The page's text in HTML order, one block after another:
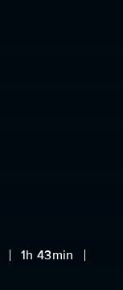
1h 43min